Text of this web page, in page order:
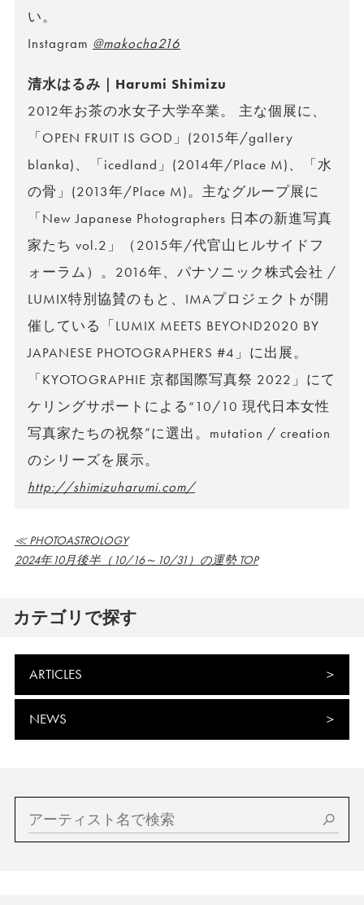
い。
Instagram @makocha216
清水はるみ｜Harumi Shimizu
2012年お茶の水女子大学卒業。 主な個展に、
「OPEN FRUIT IS GOD」(2015年/gallery
blanka)、「icedland」(2014年/Place M)、「水
の骨」(2013年/Place M)。主なグループ展に
「New Japanese Photographers 日本の新進写真
家たち vol.2」（2015年/代官山ヒルサイドフ
ォーラム）。2016年、パナソニック株式会社 /
LUMIX特別協賛のもと、IMAプロジェクトが開
催している「LUMIX MEETS BEYOND2020 BY
JAPANESE PHOTOGRAPHERS #4」に出展。
「KYOTOGRAPHIE 京都国際写真祭 2022」にて
ケリングサポートによる“10/10 現代日本女性
写真家たちの祝祭”に選出。mutation / creation
のシリーズを展示。
http://shimizuharumi.com/
≪ PHOTOASTROLOGY
2024年10月後半（10/16～10/31）の運勢 TOP
カテゴリで探す
ARTICLES
NEWS